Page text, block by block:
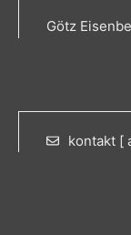
Götz
kontakt [